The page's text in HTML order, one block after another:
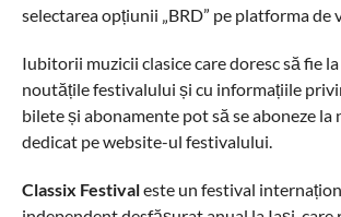
selectarea opțiunii „BRD” pe platforma de
Iubitorii muzicii clasice care doresc să fie
noutățile festivalului și cu informațiile
bilete și abonamente pot să se aboneze
dedicat pe website-ul festivalului.
Classix Festivaleste un festival